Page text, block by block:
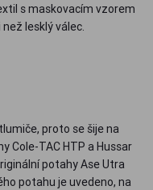
s maskovacím vzorem
lesklý válec.
proto se šije na
Cole-TAC HTP a Hussar
potahy Ase Utra
potahu je uvedeno, na